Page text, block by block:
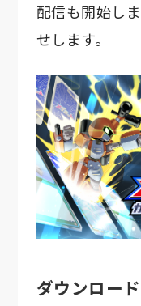
配信も開始し
せします。
ダウンロー